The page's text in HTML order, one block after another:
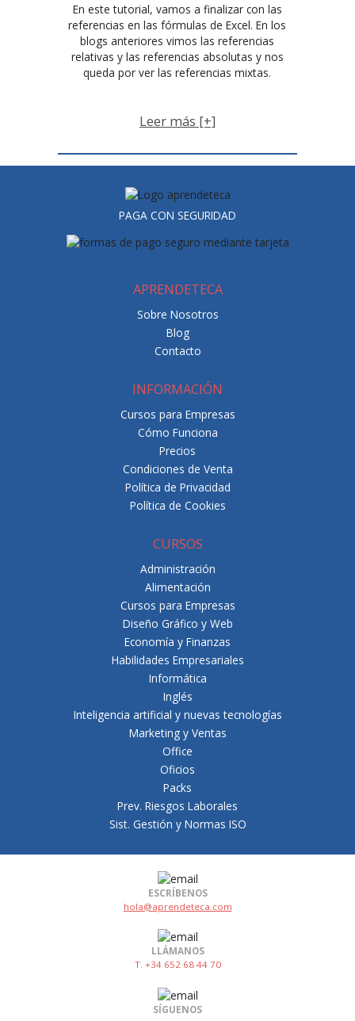
En este tutorial, vamos a finalizar con las
referencias en las fórmulas de Excel. En los
blogs anteriores vimos las referencias
relativas y las referencias absolutas y nos
queda por ver las referencias mixtas.
Leer más [+]
PAGA CON SEGURIDAD
APRENDETECA
Sobre Nosotros
Blog
Contacto
INFORMACIÓN
Cursos para Empresas
Cómo Funciona
Precios
Condiciones de Venta
Política de Privacidad
Política de Cookies
CURSOS
Administración
Alimentación
Cursos para Empresas
Diseño Gráfico y Web
Economía y Finanzas
Habilidades Empresariales
Informática
Inglés
Inteligencia artificial y nuevas tecnologías
Marketing y Ventas
Office
Oficios
Packs
Prev. Riesgos Laborales
Sist. Gestión y Normas ISO
ESCRÍBENOS
hola@aprendeteca.com
LLÁMANOS
T. +34 652 68 44 70
SÍGUENOS